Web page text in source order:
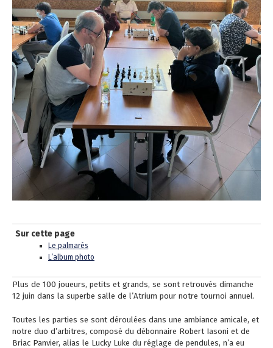
Sur cette page
Le palmarès
L’album photo
Plus de 100 joueurs, petits et grands, se sont retrouvés dimanche
12 juin dans la superbe salle de l’Atrium pour notre tournoi annuel.
Toutes les parties se sont déroulées dans une ambiance amicale, et
notre duo d’arbitres, composé du débonnaire Robert Iasoni et de
Briac Panvier, alias le Lucky Luke du réglage de pendules, n’a eu